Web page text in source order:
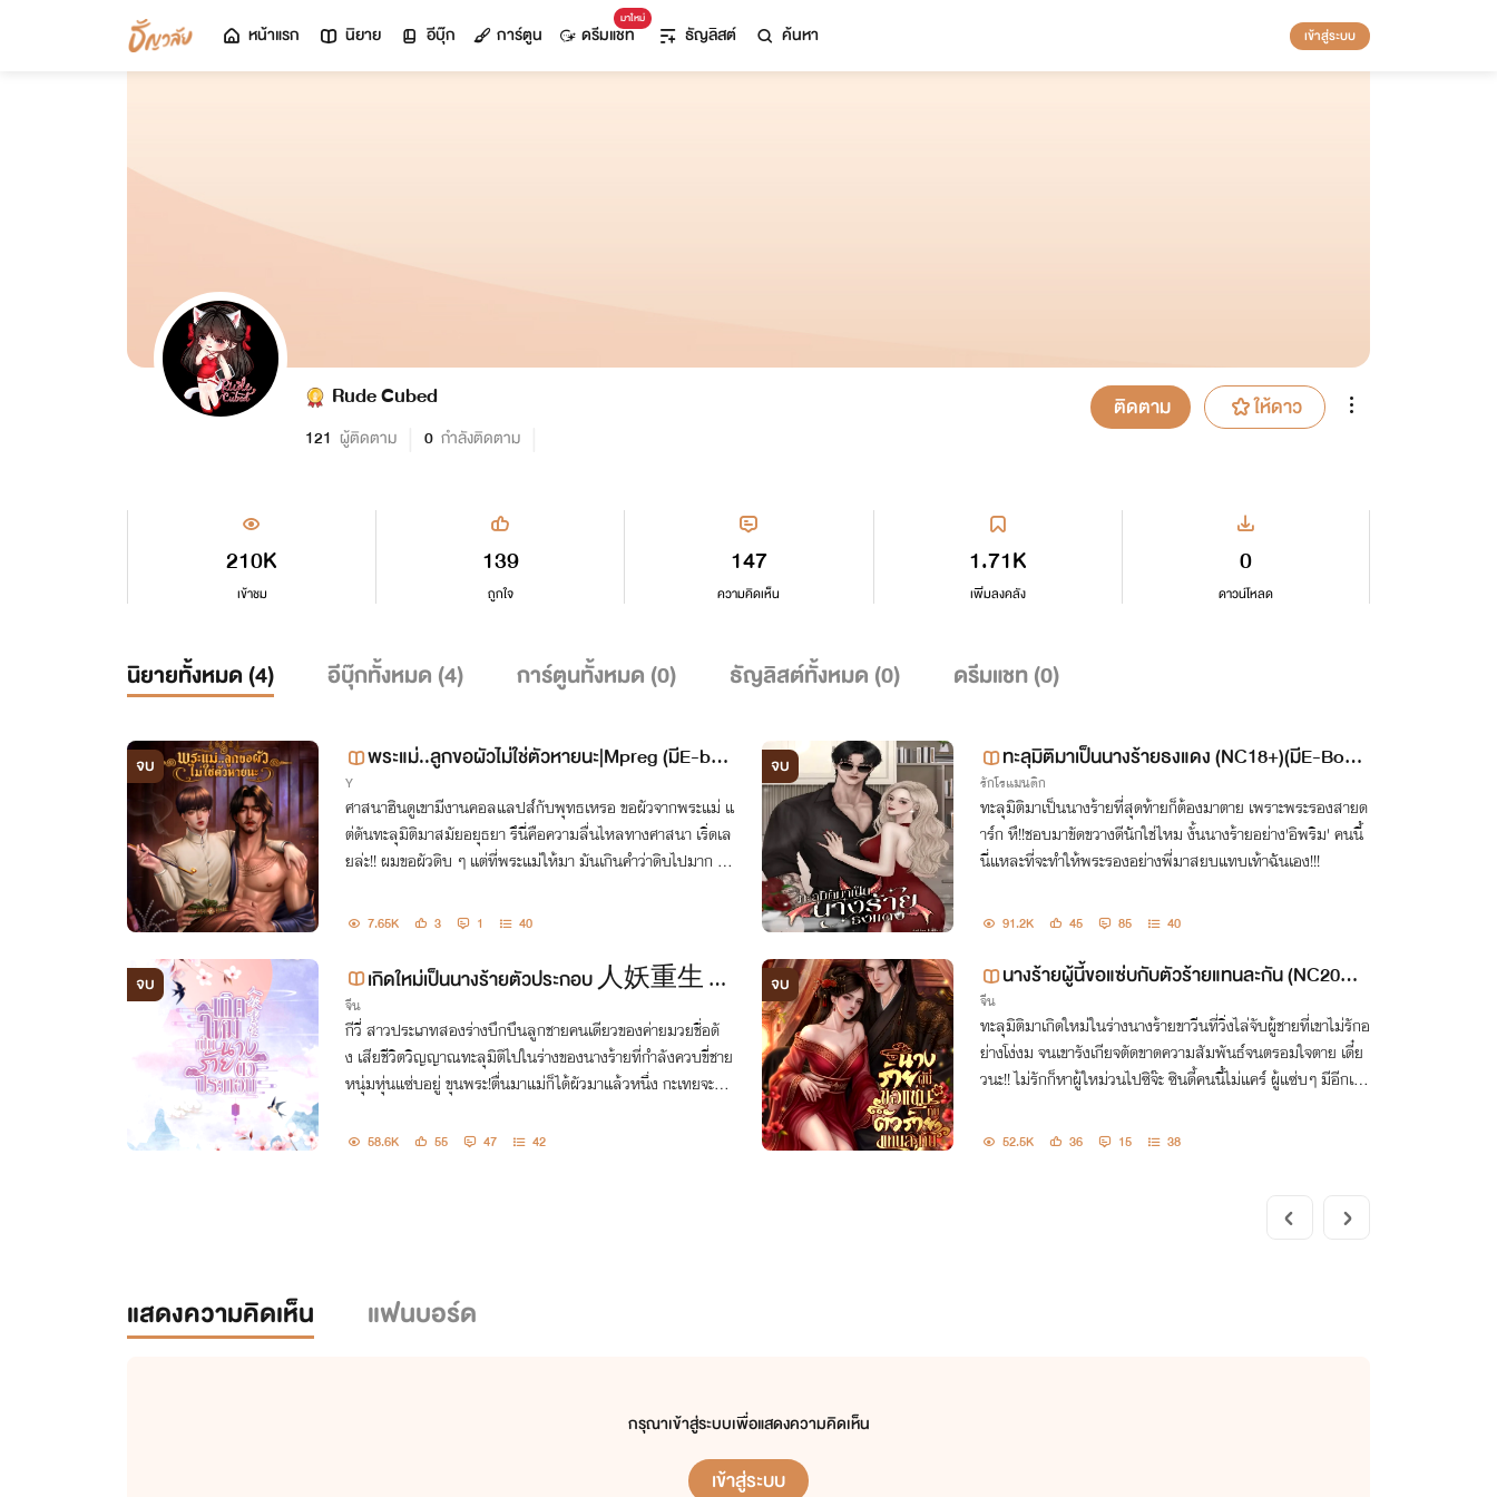
หน้าแรก นิยาย อีบุ๊ก การ์ตูน
มาใหม่
ดรีมแชท ธัญลิสต์ ค้นหา เข้าสู่ระบบ
Rude Cubed
121 ผู้ติดตาม 0 กำลังติดตาม
ติดตาม ให้ดาว
210K
เข้าชม
1.71K
เพิ่มลงคลัง
139
ถูกใจ
0
ดาวน์โหลด
147
ความคิดเห็น
นิยายทั้งหมด (4) อีบุ๊กทั้งหมด (4) การ์ตูนทั้งหมด (0) ธัญลิสต์ทั้งหมด (0) ดรีมแชท (0)
จบ
พระแม่..ลูกขอผัวไม่ใช่ตัวหายนะ|Mpreg (มีE-bo
Y
ศาสนาฮินดูเขามีงานคอลแลปส์กับพุทธเหรอ ขอผัวจากพระแม่ แ
ต่ดันทะลุมิติมาสมัยอยุธยา รึนี่คือความลื่นไหลทางศาสนา เริ่ดเล
ยล่ะ!! ผมขอผัวดิบ ๆ แต่ที่พระแม่ให้มา มันเกินคำว่าดิบไปมาก ผม
7.65K 3 1 40
จบ
ทะลุมิติมาเป็นนางร้ายธงแดง (NC18+)(มีE-Boo
k)
รักโรแมนติก
ทะลุมิติมาเป็นนางร้ายที่สุดท้ายก็ต้องมาตาย เพราะพระรองสายด
าร์ก หึ!!ชอบมาขัดขวางดีนักใช่ไหม งั้นนางร้ายอย่าง'อิพริม' คนนี้
นี่แหละที่จะทำให้พระรองอย่างพี่มาสยบแทบเท้าฉันเอง!!!
91.2K 45 85 40
จบ
เกิดใหม่เป็นนางร้ายตัวประกอบ 人妖重生 (N
จีน
กีวี่ สาวประเภทสองร่างบึกบึนลูกชายคนเดียวของค่ายมวยชื่อดั
ง เสียชีวิตวิญญาณทะลุมิติไปในร่างของนางร้ายที่กำลังควบขี่ชาย
หนุ่มหุ่นแซ่บอยู่ ขุนพระ!ตื่นมาแม่ก็ได้ผัวมาแล้วหนึ่ง กะเทยจะตก
58.6K 55 47 42
จบ
นางร้ายผู้นี้ขอแซ่บกับตัวร้ายแทนละกัน (NC20+)
จีน
ทะลุมิติมาเกิดใหม่ในร่างนางร้ายขาวีนที่วิ่งไล่จับผู้ชายที่เขาไม่รักอ
ย่างโง่งม จนเขารังเกียจตัดขาดความสัมพันธ์จนตรอมใจตาย เดี๋ย
วนะ!! ไม่รักก็หาผู้ใหม่วนไปซิจ๊ะ ซินดี้คนนี้ไม่แคร์ ผู้แซ่บๆ มีอีกเยอ
52.5K 36 15 38
แสดงความคิดเห็น แฟนบอร์ด
กรุณาเข้าสู่ระบบเพื่อแสดงความคิดเห็น
เข้าสู่ระบบ